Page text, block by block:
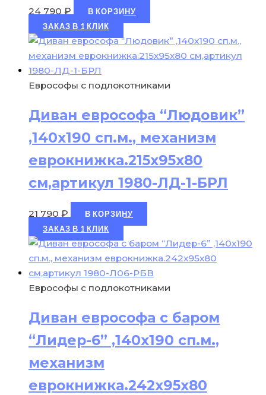
24 790 ₽
В КОРЗИНУ
ЗАКАЗ В 1 КЛИК
Еврософы с подлокотниками
Диван еврософа “Людовик”
,140х190 сп.м., механизм
еврокнижка.215х95х80
см,артикул 1980-ЛД-1-БРЛ
21 790 ₽
В КОРЗИНУ
ЗАКАЗ В 1 КЛИК
Еврософы с подлокотниками
Диван еврософа с баром
“Лидер-6” ,140х190 сп.м.,
механизм
еврокнижка.242х95х80